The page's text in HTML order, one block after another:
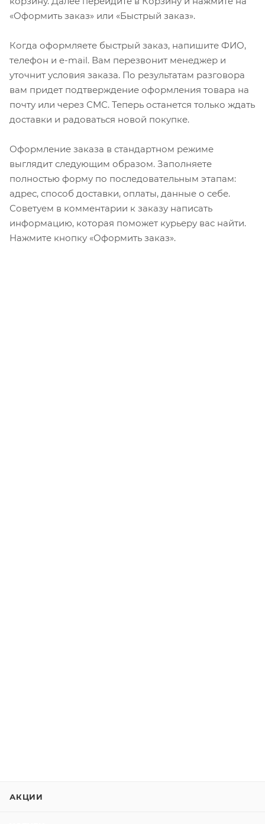
«Оформить заказ» или «Быстрый заказ».
Когда оформляете быстрый заказ, напишите ФИО,
телефон и e-mail. Вам перезвонит менеджер и
уточнит условия заказа. По результатам разговора
вам придет подтверждение оформления товара на
почту или через СМС. Теперь останется только ждать
доставки и радоваться новой покупке.
Оформление заказа в стандартном режиме
выглядит следующим образом. Заполняете
полностью форму по последовательным этапам:
адрес, способ доставки, оплаты, данные о себе.
Советуем в комментарии к заказу написать
информацию, которая поможет курьеру вас найти.
Нажмите кнопку «Оформить заказ».
АКЦИИ